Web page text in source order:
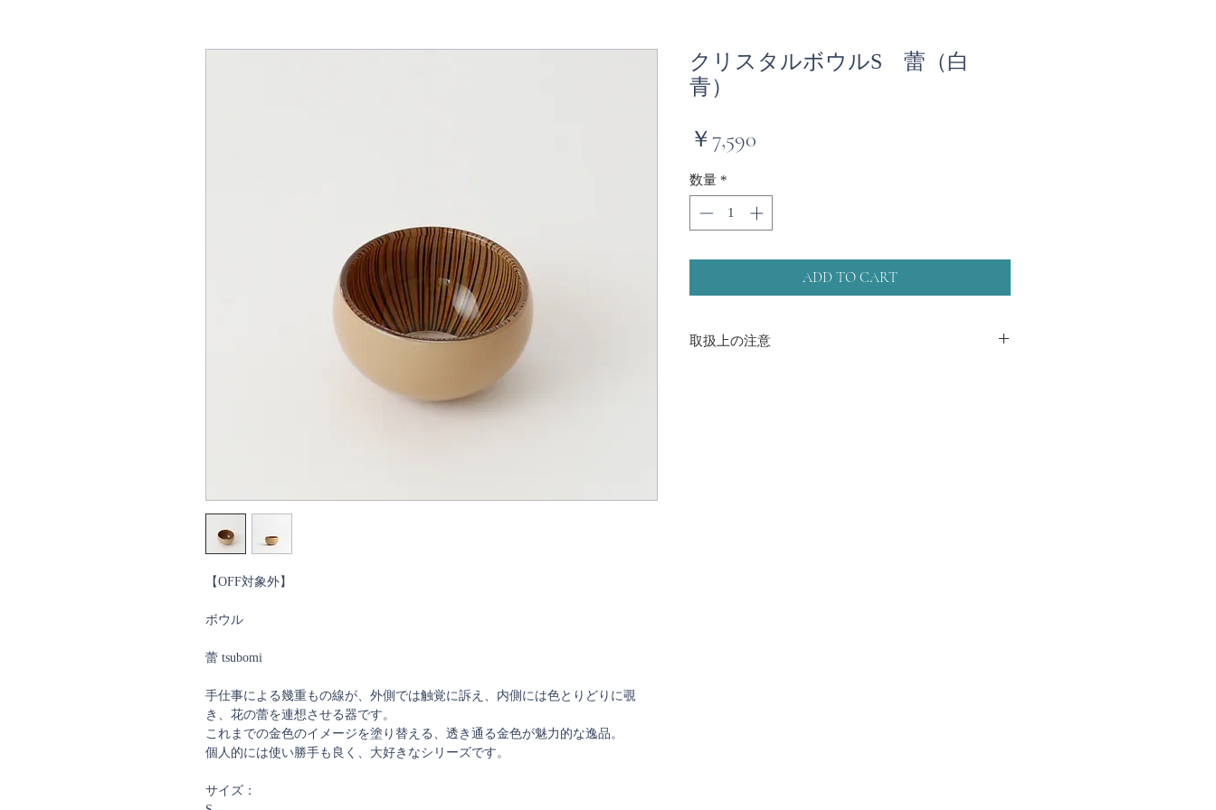
【OFF対象外】
ボウル
蕾 tsubomi
手仕事による幾重もの線が、外側では触覚に訴え、内側には色とりどりに覗
き、花の蕾を連想させる器です。
これまでの金色のイメージを塗り替える、透き通る金色が魅力的な逸品。
個人的には使い勝手も良く、大好きなシリーズです。
サイズ：
クリスタルボウルS 蕾（白
青）
￥7,590
数量 *
ADD TO CART
取扱上の注意